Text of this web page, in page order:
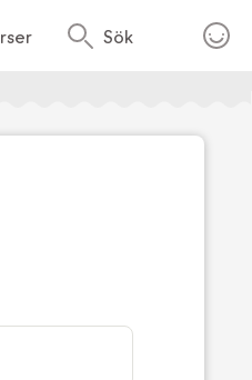
Sök
Foto:TV4